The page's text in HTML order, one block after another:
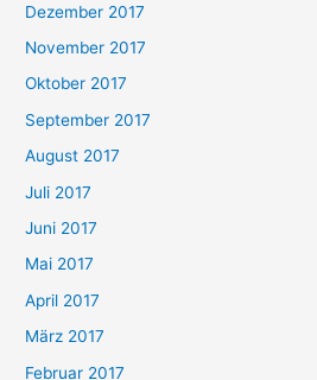
Dezember 2017
November 2017
Oktober 2017
September 2017
August 2017
Juli 2017
Juni 2017
Mai 2017
April 2017
März 2017
Februar 2017